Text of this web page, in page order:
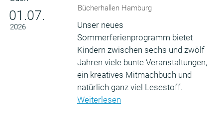
01.07.
2026
Bücherhallen Hamburg
Unser neues
Sommerferienprogramm bietet
Kindern zwischen sechs und zwölf
Jahren viele bunte Veranstaltungen,
ein kreatives Mitmachbuch und
natürlich ganz viel Lesestoff.
Weiterlesen